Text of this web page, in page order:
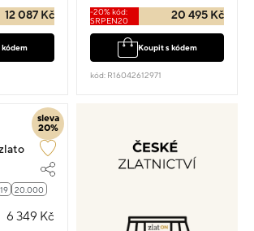
12 087 Kč
kódem
-20% kód:
SRPEN20
20 495 Kč
Koupit s kódem
kód: R16042612971
sleva
20%
19 20.000
6 349 Kč